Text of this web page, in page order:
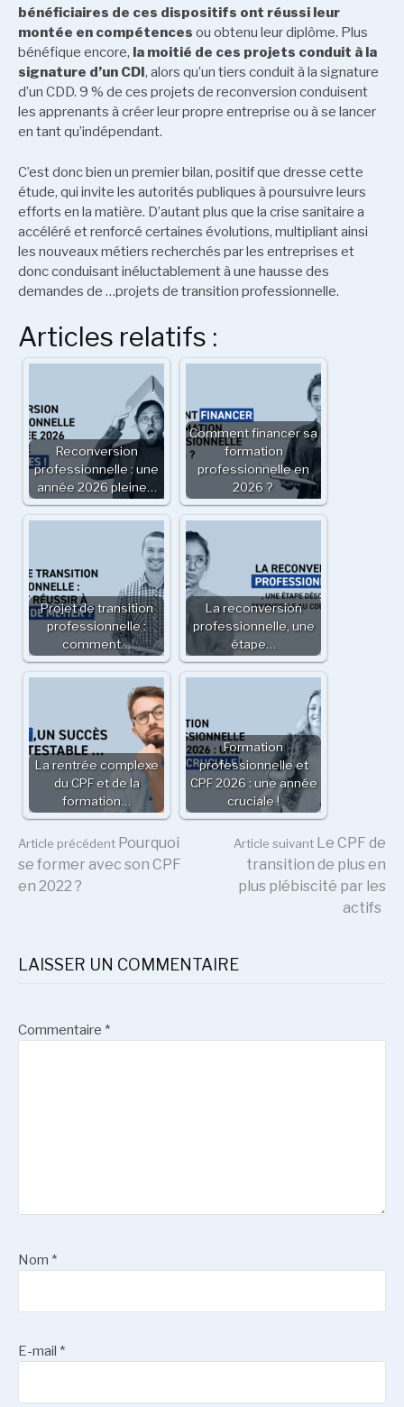
bénéficiaires de ces dispositifs ont réussi leur
montée en compétences ou obtenu leur diplôme. Plus
bénéfique encore, la moitié de ces projets conduit à la
signature d’un CDI , alors qu’un tiers conduit à la signature
d’un CDD. 9 % de ces projets de reconversion conduisent
les apprenants à créer leur propre entreprise ou à se lancer
en tant qu’indépendant.
C’est donc bien un premier bilan, positif que dresse cette
étude, qui invite les autorités publiques à poursuivre leurs
efforts en la matière. D’autant plus que la crise sanitaire a
accéléré et renforcé certaines évolutions, multipliant ainsi
les nouveaux métiers recherchés par les entreprises et
donc conduisant inéluctablement à une hausse des
demandes de …projets de transition professionnelle.
Articles relatifs :
Reconversion
professionnelle : une
année 2026 pleine…
Comment financer sa
formation
professionnelle en
2026 ?
Projet de transition
professionnelle :
comment…
La reconversion
professionnelle, une
étape…
La rentrée complexe
du CPF et de la
formation…
Formation
professionnelle et
CPF 2026 : une année
cruciale !
Lire
suite
Article précédent Pourquoi
se former avec son CPF
en 2022 ?
Article suivant Le CPF de
transition de plus en
plus plébiscité par les
actifs
LAISSER UN COMMENTAIRE
Commentaire *
Nom *
E-mail *